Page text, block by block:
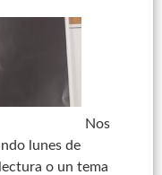
Nos
lunes de
o un tema